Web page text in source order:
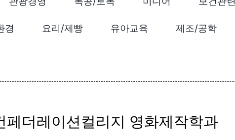
경 요리/제빵 유아교육 제조/공학
페더레이션컬리지 영화제작학과